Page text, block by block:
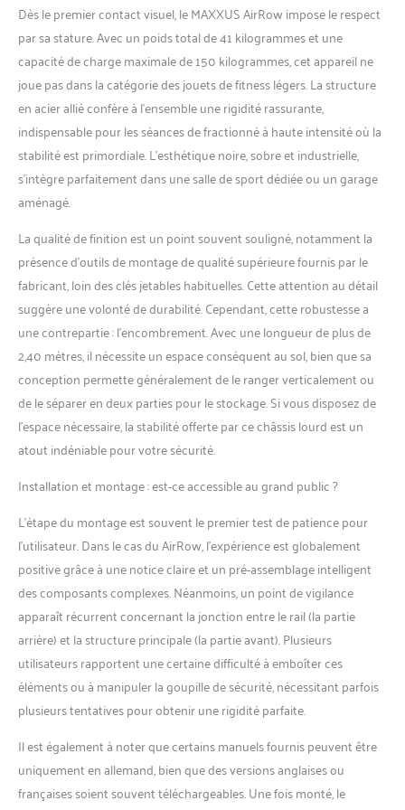
emplacement. SUIVI AVEC
MONITEUR INCLINABLE -
L'écran LCD est inclinable,
ce qui vous permet de lire
facilement les données
affichées, quelle que soit
votre position. (données
affichées : Vitesse, Durée
d'entraînement, Distance
parcourue, Nombre de
par minute, Fréquence
cardiaque, Watts ) -
Plusieurs programmes
d'entraînement sont
enregistré dans l'appareil
(2 piles de 1.5 V incluses).
CARACTÉRISTIQUES -
Dimension : 241 x 64 x 110
cm | Poids : 41 KG |
Conception robuste et
stable, avec une largeur
amoindrie pour une
installation facilité dans les
petits espaces. | Roulettes
de transport de haute
qualité à l'avant de
l'appareil. CONFORT
OPTIMISÉ - L'appareil est
conçu pour tout profil
d'utilisateur, y compris
pour les grandes tailles,
jusqu'à 195 cm. Le rameur
peut accueillir une charge
maximale de 150 KG.
L'assise est confortable et
montée sur un roulement
pédales sont dotées de
sangles à fermetures
rapide et peuvent être
réglées facilement en
Dès le premier contact visuel, le MAXXUS AirRow impose le respect
par sa stature. Avec un poids total de 41 kilogrammes et une
capacité de charge maximale de 150 kilogrammes, cet appareil ne
joue pas dans la catégorie des jouets de fitness légers. La structure
en acier allié confère à l’ensemble une rigidité rassurante,
indispensable pour les séances de fractionné à haute intensité où la
stabilité est primordiale. L’esthétique noire, sobre et industrielle,
s’intègre parfaitement dans une salle de sport dédiée ou un garage
aménagé.
La qualité de finition est un point souvent souligné, notamment la
présence d’outils de montage de qualité supérieure fournis par le
fabricant, loin des clés jetables habituelles. Cette attention au détail
suggère une volonté de durabilité. Cependant, cette robustesse a
une contrepartie : l’encombrement. Avec une longueur de plus de
2,40 mètres, il nécessite un espace conséquent au sol, bien que sa
conception permette généralement de le ranger verticalement ou
de le séparer en deux parties pour le stockage. Si vous disposez de
l’espace nécessaire, la stabilité offerte par ce châssis lourd est un
atout indéniable pour votre sécurité.
Installation et montage : est-ce accessible au grand public ?
L’étape du montage est souvent le premier test de patience pour
l’utilisateur. Dans le cas du AirRow, l’expérience est globalement
positive grâce à une notice claire et un pré-assemblage intelligent
des composants complexes. Néanmoins, un point de vigilance
apparaît récurrent concernant la jonction entre le rail (la partie
arrière) et la structure principale (la partie avant). Plusieurs
utilisateurs rapportent une certaine difficulté à emboîter ces
éléments ou à manipuler la goupille de sécurité, nécessitant parfois
plusieurs tentatives pour obtenir une rigidité parfaite.
Il est également à noter que certains manuels fournis peuvent être
uniquement en allemand, bien que des versions anglaises ou
françaises soient souvent téléchargeables. Une fois monté, le